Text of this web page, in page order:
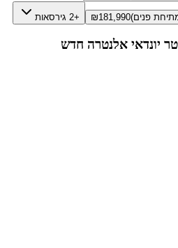
₪181,990 +2 גירסאות
יונדאי אלנטרה חדש